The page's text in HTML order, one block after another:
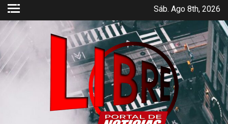
Saltar
contenido
Sáb. Ago 8th, 2026